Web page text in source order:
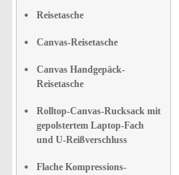
Reisetasche
Canvas-Reisetasche
Canvas Handgepäck-
Reisetasche
Rolltop-Canvas-Rucksack mit
gepolstertem Laptop-Fach
und U-Reißverschluss
Flache Kompressions-